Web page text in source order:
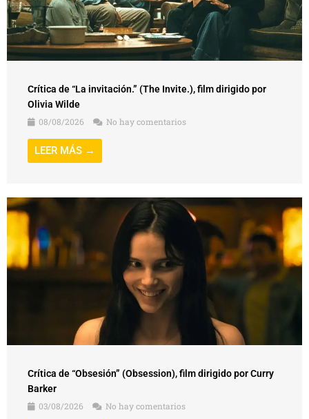
Crítica de “La invitación.” (The Invite.), film dirigido por
Olivia Wilde
08/08/2026
No hay comentarios
LEER MÁS →
Crítica de “Obsesión” (Obsession), film dirigido por Curry
Barker
03/08/2026
No hay comentarios